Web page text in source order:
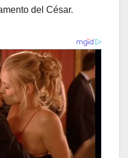
del César.